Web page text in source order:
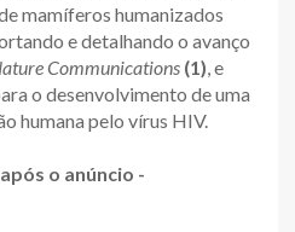
mamíferos humanizados
e detalhando o avanço
Communications (1), e
o desenvolvimento de uma
humana pelo vírus HIV.
o anúncio -